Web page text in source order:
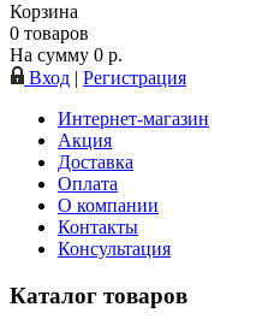
Корзина
0 товаров
На сумму 0 р.
Вход | Регистрация
Интернет-магазин
Акция
Доставка
Оплата
О компании
Контакты
Консультация
Каталог товаров